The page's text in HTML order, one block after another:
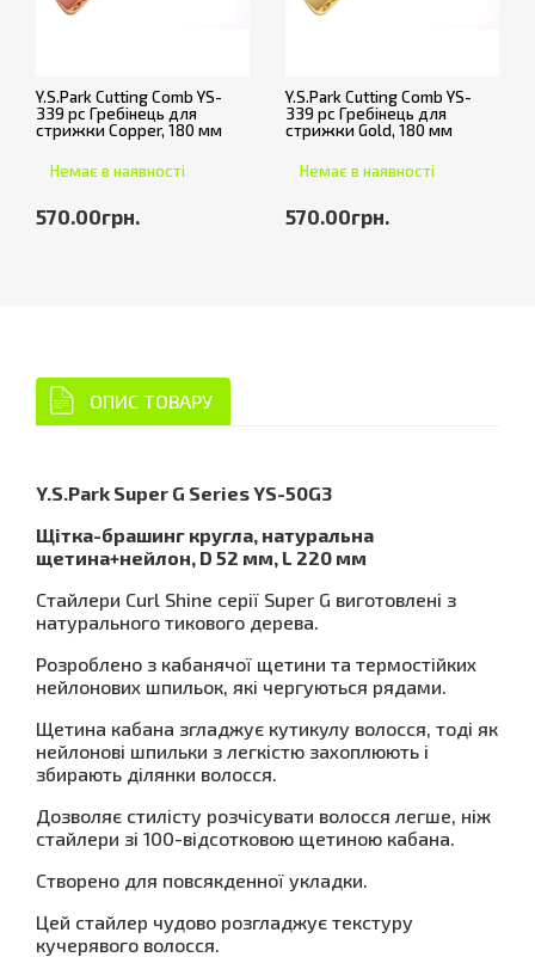
Y.S.Park Cutting Comb YS-
339 pc Гребінець для
стрижки Copper, 180 мм
Немає в наявності
570.00грн.
Y.S.Park Cutting Comb YS-
339 pc Гребінець для
стрижки Gold, 180 мм
Немає в наявності
570.00грн.
ОПИС ТОВАРУ
Y.S.Park Super G Series YS-50G3
Щітка-брашинг кругла, натуральна
щетина+нейлон, D 52 мм, L 220 мм
Стайлери Curl Shine серії Super G виготовлені з
натурального тикового дерева.
Розроблено з кабанячої щетини та термостійких
нейлонових шпильок, які чергуються рядами.
Щетина кабана згладжує кутикулу волосся, тоді як
нейлонові шпильки з легкістю захоплюють і
збирають ділянки волосся.
Дозволяє стилісту розчісувати волосся легше, ніж
стайлери зі 100-відсотковою щетиною кабана.
Створено для повсякденної укладки.
Цей стайлер чудово розгладжує текстуру
кучерявого волосся.